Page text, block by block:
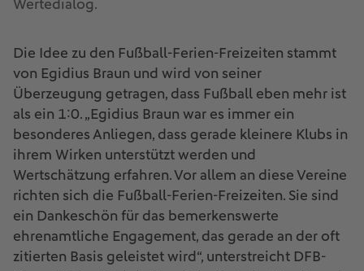
Wertedialog.
Die Idee zu den Fußball-Ferien-Freizeiten stammt
von Egidius Braun und wird von seiner
Überzeugung getragen, dass Fußball eben mehr ist
als ein 1:0. „Egidius Braun war es immer ein
besonderes Anliegen, dass gerade kleinere Klubs in
ihrem Wirken unterstützt werden und
Wertschätzung erfahren. Vor allem an diese Vereine
richten sich die Fußball-Ferien-Freizeiten. Sie sind
ein Dankeschön für das bemerkenswerte
ehrenamtliche Engagement, das gerade an der oft
zitierten Basis geleistet wird“, unterstreicht DFB-